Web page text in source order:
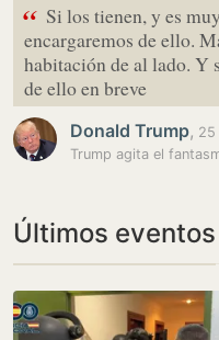
“ Si los tienen, y es
encargaremos de ello.
habitación de al lado. Y
de ello en breve
Donald Trump, 25
Últimos eventos